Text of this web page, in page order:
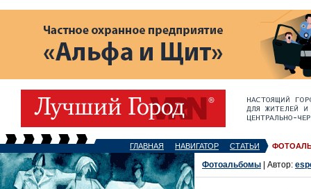
ГЛАВНАЯ НАВИГАТОР СТАТЬИ
Фотоальбомы | Автор: